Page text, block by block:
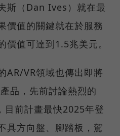
斯（Dan Ives）就在最
價值的關鍵就在於服務
價值可達到1.5兆美元。
AR/VR領域也傳出即將
品，先前討論熱烈的
前計畫最快2025年登
具方向盤、腳踏板，駕